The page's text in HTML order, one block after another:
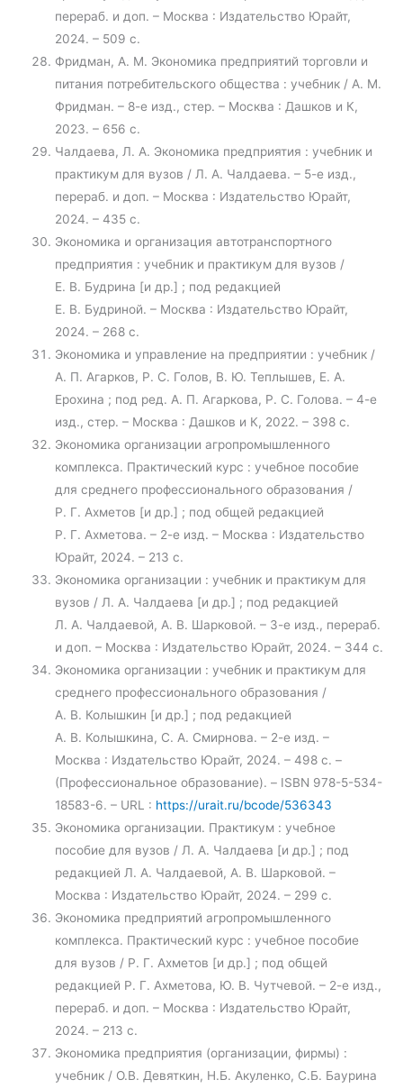
перераб. и доп. – Москва : Издательство Юрайт,
2024. – 509 с.
Фридман, А. М. Экономика предприятий торговли и
питания потребительского общества : учебник / А. М.
Фридман. – 8-е изд., стер. – Москва : Дашков и К,
2023. – 656 с.
Чалдаева, Л. А. Экономика предприятия : учебник и
практикум для вузов / Л. А. Чалдаева. – 5-е изд.,
перераб. и доп. – Москва : Издательство Юрайт,
2024. – 435 с.
Экономика и организация автотранспортного
предприятия : учебник и практикум для вузов /
Е. В. Будрина [и др.] ; под редакцией
Е. В. Будриной. – Москва : Издательство Юрайт,
2024. – 268 с.
Экономика и управление на предприятии : учебник /
А. П. Агарков, Р. С. Голов, В. Ю. Теплышев, Е. А.
Ерохина ; под ред. А. П. Агаркова, Р. С. Голова. – 4-е
изд., стер. – Москва : Дашков и К, 2022. – 398 с.
Экономика организации агропромышленного
комплекса. Практический курс : учебное пособие
для среднего профессионального образования /
Р. Г. Ахметов [и др.] ; под общей редакцией
Р. Г. Ахметова. – 2-е изд. – Москва : Издательство
Юрайт, 2024. – 213 с.
Экономика организации : учебник и практикум для
вузов / Л. А. Чалдаева [и др.] ; под редакцией
Л. А. Чалдаевой, А. В. Шарковой. – 3-е изд., перераб.
и доп. – Москва : Издательство Юрайт, 2024. – 344 с.
Экономика организации : учебник и практикум для
среднего профессионального образования /
А. В. Колышкин [и др.] ; под редакцией
А. В. Колышкина, С. А. Смирнова. – 2-е изд. –
Москва : Издательство Юрайт, 2024. – 498 с. –
(Профессиональное образование). – ISBN 978-5-534-
18583-6. – URL : https://urait.ru/bcode/536343
Экономика организации. Практикум : учебное
пособие для вузов / Л. А. Чалдаева [и др.] ; под
редакцией Л. А. Чалдаевой, А. В. Шарковой. –
Москва : Издательство Юрайт, 2024. – 299 с.
Экономика предприятий агропромышленного
комплекса. Практический курс : учебное пособие
для вузов / Р. Г. Ахметов [и др.] ; под общей
редакцией Р. Г. Ахметова, Ю. В. Чутчевой. – 2-е изд.,
перераб. и доп. – Москва : Издательство Юрайт,
2024. – 213 с.
Экономика предприятия (организации, фирмы) :
учебник / О.В. Девяткин, Н.Б. Акуленко, С.Б. Баурина